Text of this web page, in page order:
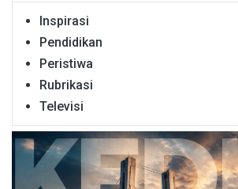
Inspirasi
Pendidikan
Peristiwa
Rubrikasi
Televisi